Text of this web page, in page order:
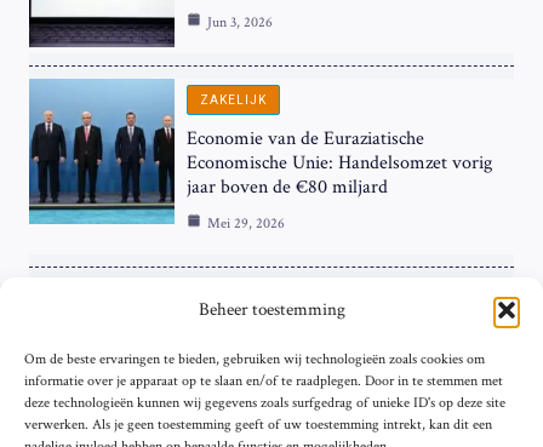
Beheer toestemming
Om de beste ervaringen te bieden, gebruiken wij technologieën zoals cookies om
informatie over je apparaat op te slaan en/of te raadplegen. Door in te stemmen met
deze technologieën kunnen wij gegevens zoals surfgedrag of unieke ID's op deze site
verwerken. Als je geen toestemming geeft of uw toestemming intrekt, kan dit een
Jun 3, 2026
ZAKELIJK
Economie van de Euraziatische
Economische Unie: Handelsomzet vorig
jaar boven de €80 miljard
Mei 29, 2026
ZAKELIJK
Hardnekkige Inflatie bij de ‘Grote Vier’
van de Eurozone
Mei 29, 2026